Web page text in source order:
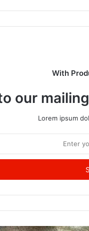
With
our
Lorem ipsum